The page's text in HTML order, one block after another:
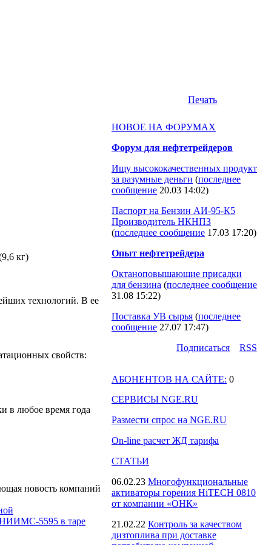
Печать
кг)
технологий. В ее
свойств:
в любое время года
новость компаний
НИИМС-5595 в таре
НОВОЕ НА ФОРУМАХ
Форум для нефтетрейдеров
Ищу высококачественных продукт
за разумные деньги (последнее
сообщение 20.03 14:02)
Паспорт на Бензин АИ-95-К5
Производитель НКНПЗ
(последнее сообщение 17.03 17:20)
Опыт нефтетрейдера
Октаноповышающие присадки
для бензина (последнее сообщение
31.08 15:22)
Поставка УВ сырья (последнее
сообщение 27.07 17:47)
Подпиcаться
RSS
АБОНЕНТОВ НА САЙТЕ: 0
СЕРВИСЫ NGE.RU
Размести спрос на NGE.RU
On-line расчет ЖД тарифа
СТАТЬИ
06.02.23 Многофункциональные
активаторы горения HiTECH 0810
от компании «ОНК»
21.02.22 Контроль за качеством
дизтоплива при доставке